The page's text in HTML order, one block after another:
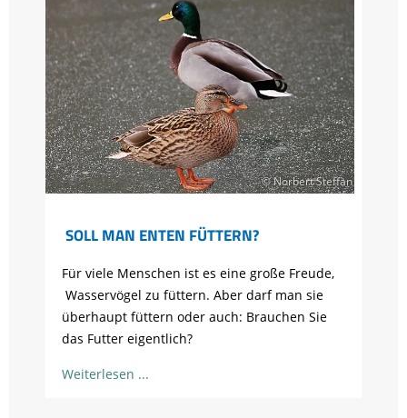
© Norbert Steffan
SOLL MAN ENTEN FÜTTERN?
Für viele Menschen ist es eine große Freude,
Wasservögel zu füttern. Aber darf man sie
überhaupt füttern oder auch: Brauchen Sie
das Futter eigentlich?
Weiterlesen